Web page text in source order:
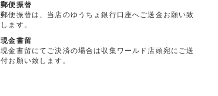
郵便振替
郵便振替は、当店のゆうちょ銀行口座へご送金お願い致
します。
現金書留
現金書留にてご決済の場合は収集ワールド店頭宛にご送
付お願い致します。